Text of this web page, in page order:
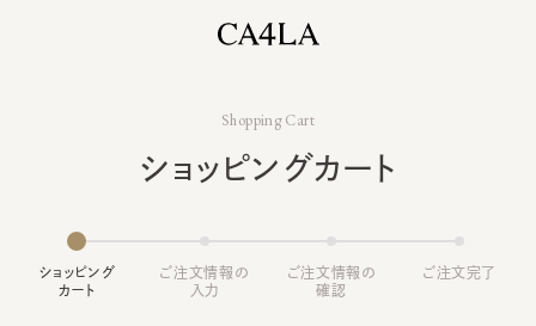
Shopping Cart
ショッピングカート
ショッピング
カート
ご注文情報の
入力
ご注文情報の
確認
ご注文完了